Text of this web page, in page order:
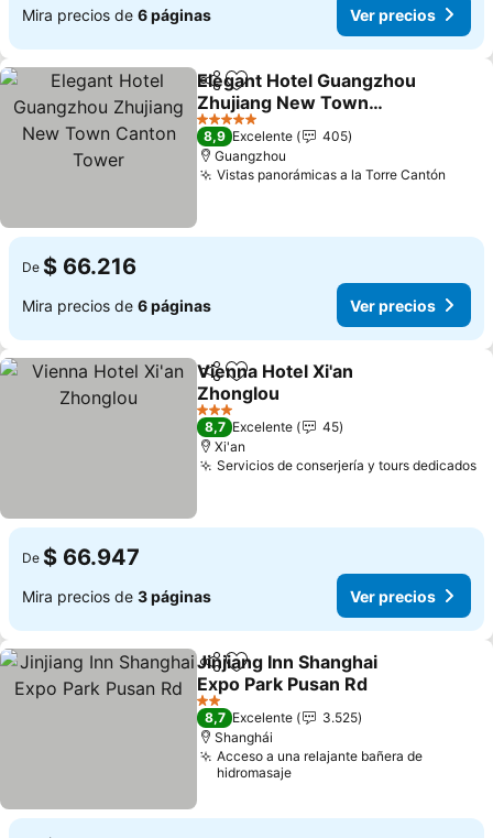
Mira precios de 6 páginas Ver precios
CompartirAgregar a favoritos
Elegant Hotel Guangzhou
Zhujiang New Town
Canton Tower
Ver precios
5 Estrellas
8,9 Excelente
405
Guangzhou
Vistas panorámicas a la Torre Cantón
De $ 66.216
Mira precios de 6 páginas Ver precios
CompartirAgregar a favoritos
Vienna Hotel Xi'an
Zhonglou
Ver precios
3 Estrellas
8,7 Excelente
45
Xi'an
Servicios de conserjería y tours dedicados
De $ 66.947
Mira precios de 3 páginas Ver precios
CompartirAgregar a favoritos
Jinjiang Inn Shanghai
Expo Park Pusan Rd
Ver precios
2 Estrellas
8,7 Excelente
3.525
Shanghái
Acceso a una relajante bañera de
hidromasaje